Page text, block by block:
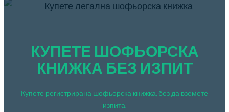
КУПЕТЕ ШОФЬОРСКА
КНИЖКА БЕЗ ИЗПИТ
Купете регистрирана шофьорска книжка, без да вземете
изпита.